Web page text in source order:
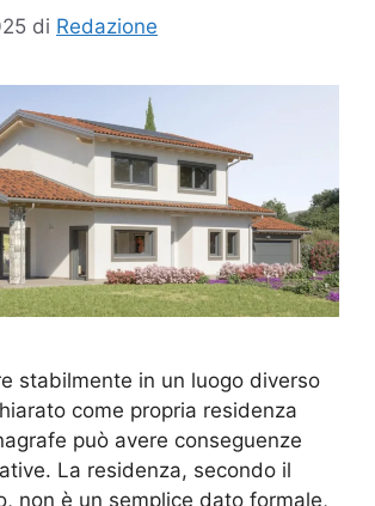
di Redazione
stabilmente in un luogo diverso
come propria residenza
può avere conseguenze
La residenza, secondo il
non è un semplice dato formale,